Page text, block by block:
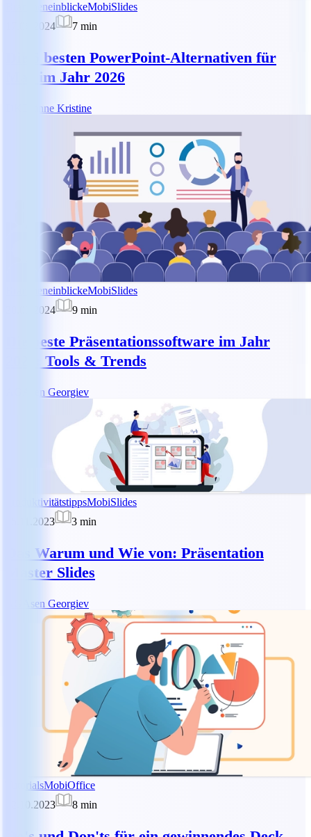
BrancheneinblickeMobiSlides
17.06.2024
7 min
Die 6 besten PowerPoint-Alternativen für
Mac im Jahr 2026
Dianne Kristine
BrancheneinblickeMobiSlides
28.03.2024
9 min
Die beste Präsentationssoftware im Jahr
2026: Tools & Trends
Asen Georgiev
ProduktivitätstippsMobiSlides
05.11.2023
3 min
Das Warum und Wie von: Präsentation
Master Slides
Asen Georgiev
TutorialsMobiOffice
02.10.2023
8 min